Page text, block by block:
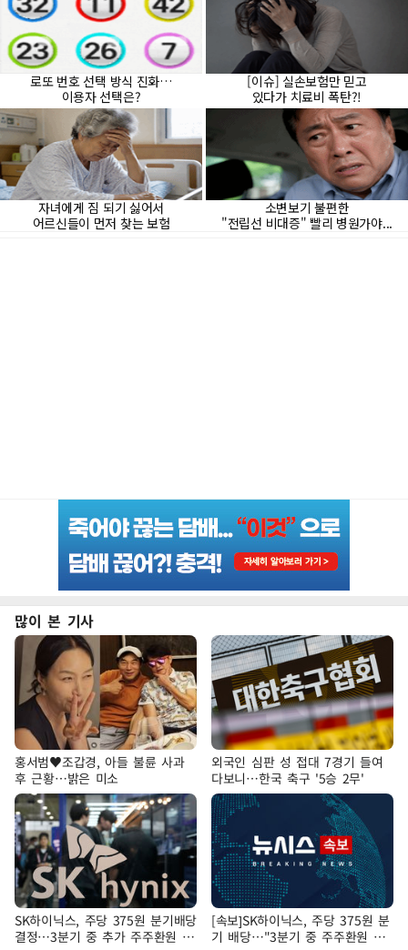
많이 본 기사
홍서범♥조갑경, 아들 불륜 사과
후 근황…밝은 미소
외국인 심판 성 접대 7경기 들여
다보니…한국 축구 '5승 2무'
SK하이닉스, 주당 375원 분기배당
결정…3분기 중 추가 주주환원 발
[속보]SK하이닉스, 주당 375원 분
기 배당…"3분기 중 주주환원 방